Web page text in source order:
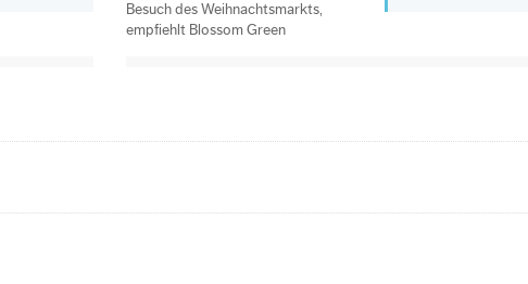
Besuch des Weihnachtsmarkts,
empfiehlt Blossom Green